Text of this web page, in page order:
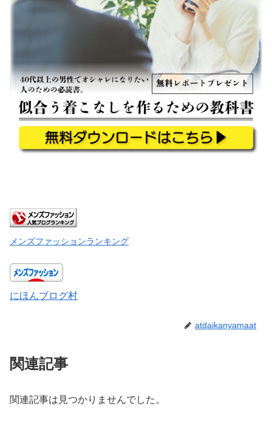
メンズファッションランキング
にほんブログ村
atdaikanyamaat
関連記事
関連記事は見つかりませんでした。